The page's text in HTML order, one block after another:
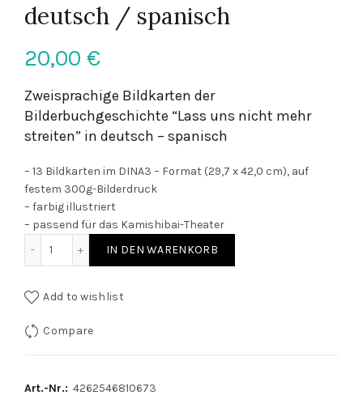
deutsch / spanisch
20,00 €
Zweisprachige Bildkarten der
Bilderbuchgeschichte “Lass uns nicht mehr
streiten” in deutsch – spanisch
– 13 Bildkarten im DINA3 – Format (29,7 x 42,0 cm), auf
festem 300g-Bilderdruck
– farbig illustriert
– passend für das Kamishibai-Theater
IN DEN WARENKORB
Add to wishlist
Compare
Art.-Nr.: 4262546810673